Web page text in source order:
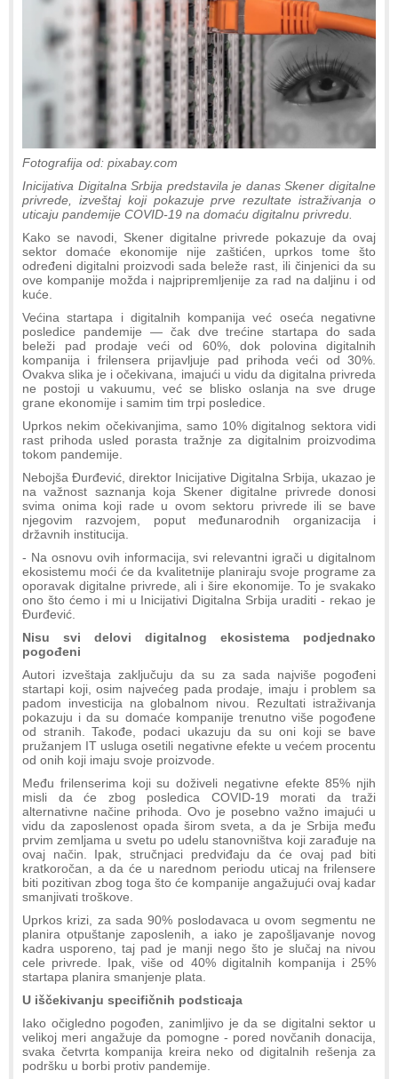
Fotografija od: pixabay.com
Inicijativa Digitalna Srbija predstavila je danas Skener digitalne
privrede, izveštaj koji pokazuje prve rezultate istraživanja o
uticaju pandemije COVID-19 na domaću digitalnu privredu.
Kako se navodi, Skener digitalne privrede pokazuje da ovaj
sektor domaće ekonomije nije zaštićen, uprkos tome što
određeni digitalni proizvodi sada beleže rast, ili činjenici da su
ove kompanije možda i najpripremljenije za rad na daljinu i od
kuće.
Većina startapa i digitalnih kompanija već oseća negativne
posledice pandemije — čak dve trećine startapa do sada
beleži pad prodaje veći od 60%, dok polovina digitalnih
kompanija i frilensera prijavljuje pad prihoda veći od 30%.
Ovakva slika je i očekivana, imajući u vidu da digitalna privreda
ne postoji u vakuumu, već se blisko oslanja na sve druge
grane ekonomije i samim tim trpi posledice.
Uprkos nekim očekivanjima, samo 10% digitalnog sektora vidi
rast prihoda usled porasta tražnje za digitalnim proizvodima
tokom pandemije.
Nebojša Đurđević, direktor Inicijative Digitalna Srbija, ukazao je
na važnost saznanja koja Skener digitalne privrede donosi
svima onima koji rade u ovom sektoru privrede ili se bave
njegovim razvojem, poput međunarodnih organizacija i
državnih institucija.
- Na osnovu ovih informacija, svi relevantni igrači u digitalnom
ekosistemu moći će da kvalitetnije planiraju svoje programe za
oporavak digitalne privrede, ali i šire ekonomije. To je svakako
ono što ćemo i mi u Inicijativi Digitalna Srbija uraditi - rekao je
Đurđević.
Nisu svi delovi digitalnog ekosistema podjednako
pogođeni
Autori izveštaja zaključuju da su za sada najviše pogođeni
startapi koji, osim najvećeg pada prodaje, imaju i problem sa
padom investicija na globalnom nivou. Rezultati istraživanja
pokazuju i da su domaće kompanije trenutno više pogođene
od stranih. Takođe, podaci ukazuju da su oni koji se bave
pružanjem IT usluga osetili negativne efekte u većem procentu
od onih koji imaju svoje proizvode.
Među frilenserima koji su doživeli negativne efekte 85% njih
misli da će zbog posledica COVID-19 morati da traži
alternativne načine prihoda. Ovo je posebno važno imajući u
vidu da zaposlenost opada širom sveta, a da je Srbija među
prvim zemljama u svetu po udelu stanovništva koji zarađuje na
ovaj način. Ipak, stručnjaci predviđaju da će ovaj pad biti
kratkoročan, a da će u narednom periodu uticaj na frilensere
biti pozitivan zbog toga što će kompanije angažujući ovaj kadar
smanjivati troškove.
Uprkos krizi, za sada 90% poslodavaca u ovom segmentu ne
planira otpuštanje zaposlenih, a iako je zapošljavanje novog
kadra usporeno, taj pad je manji nego što je slučaj na nivou
cele privrede. Ipak, više od 40% digitalnih kompanija i 25%
startapa planira smanjenje plata.
U iščekivanju specifičnih podsticaja
Iako očigledno pogođen, zanimljivo je da se digitalni sektor u
velikoj meri angažuje da pomogne - pored novčanih donacija,
svaka četvrta kompanija kreira neko od digitalnih rešenja za
podršku u borbi protiv pandemije.